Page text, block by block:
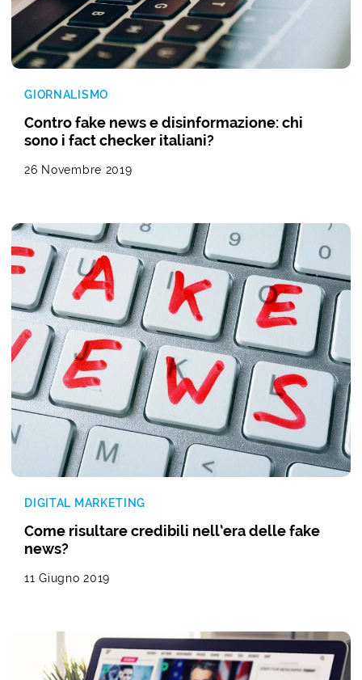
GIORNALISMO
Contro fake news e disinformazione: chi
sono i fact checker italiani?
26 Novembre 2019
DIGITAL MARKETING
Come risultare credibili nell’era delle fake
news?
11 Giugno 2019